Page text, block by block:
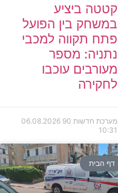
קטטה ביציע
במשחק בין הפועל
פתח תקווה למכבי
נתניה: מספר
מעורבים עוכבו
לחקירה
מערכת חדשות 90
06.08.2026
10:31
דף הבית